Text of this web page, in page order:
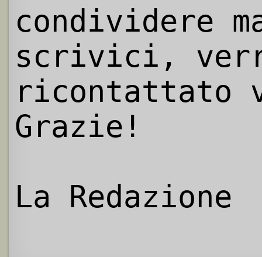
condividere
scrivici,
ricontattato
Grazie!
La Redazione